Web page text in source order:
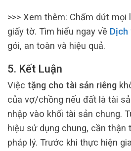
>>> Xem thêm: Chấm dứt mọi
giấy tờ. Tìm hiểu ngay về Dịch
gói, an toàn và hiệu quả.
5. Kết Luận
Việc tặng cho tài sản riêng
của vợ/chồng nếu đất là tài
nhập vào khối tài sản chung.
hiệu sử dụng chung, cần thận
pháp lý. Trước khi thực hiện